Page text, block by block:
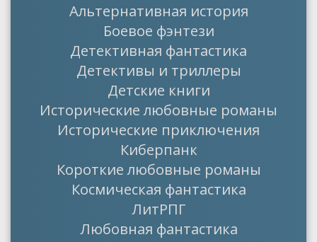
Альтернативная история
Боевое фэнтези
Детективная фантастика
Детективы и триллеры
Детские книги
Исторические любовные романы
Исторические приключения
Киберпанк
Короткие любовные романы
Космическая фантастика
ЛитРПГ
Любовная фантастика